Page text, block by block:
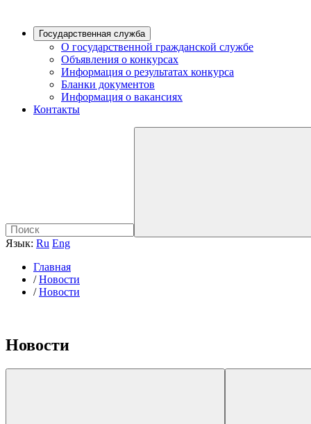
Государственная служба
О государственной гражданской службе
Объявления о конкурсах
Информация о результатах конкурса
Бланки документов
Информация о вакансиях
Контакты
Язык: Ru Eng
Главная
/ Новости
/ Новости
Новости